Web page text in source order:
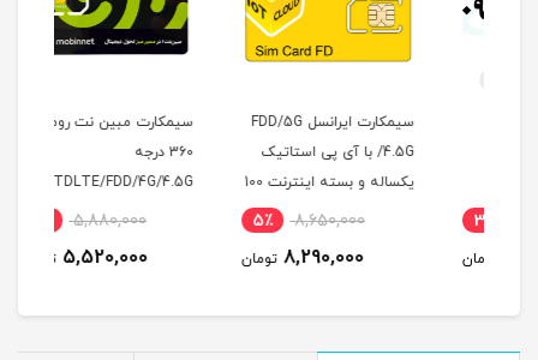
سیمکارت ایرانسل FDD/5G
/4.5G با آی پی استاتیک
یکساله و بسته اینترنت 100
گیگ یکساله (مخصوص
8,650,000 5٪
8,290,000 تومان
سیمکارت مبین نت رومینگ
360 درجه
TDLTE/FDD/4G/4.5G با
آی پی استاتیک 6 ماهه
5,880,000 7٪
5,520,000 تومان